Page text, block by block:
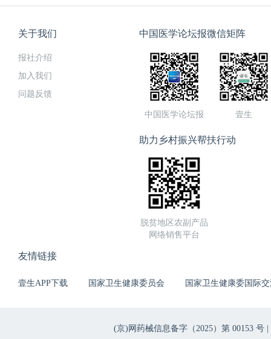
关于我们
报社介绍
加入我们
问题反馈
中国医学论坛报微信矩阵
中国医学论坛报 壹生
助力乡村振兴帮扶行动
脱贫地区农副产品
网络销售平台
友情链接
壹生APP下载 国家卫生健康委员会 国家卫生健康委国际
(京)网药械信息备字（2025）第 00153 号 |